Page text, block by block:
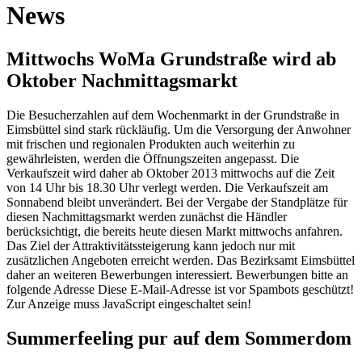
News
Mittwochs WoMa Grundstraße wird ab
Oktober Nachmittagsmarkt
Die Besucherzahlen auf dem Wochenmarkt in der Grundstraße in
Eimsbüttel sind stark rückläufig. Um die Versorgung der Anwohner
mit frischen und regionalen Produkten auch weiterhin zu
gewährleisten, werden die Öffnungszeiten angepasst. Die
Verkaufszeit wird daher ab Oktober 2013 mittwochs auf die Zeit
von 14 Uhr bis 18.30 Uhr verlegt werden. Die Verkaufszeit am
Sonnabend bleibt unverändert. Bei der Vergabe der Standplätze für
diesen Nachmittagsmarkt werden zunächst die Händler
berücksichtigt, die bereits heute diesen Markt mittwochs anfahren.
Das Ziel der Attraktivitätssteigerung kann jedoch nur mit
zusätzlichen Angeboten erreicht werden. Das Bezirksamt Eimsbüttel
daher an weiteren Bewerbungen interessiert. Bewerbungen bitte an
folgende Adresse Diese E-Mail-Adresse ist vor Spambots geschützt!
Zur Anzeige muss JavaScript eingeschaltet sein!
Summerfeeling pur auf dem Sommerdom